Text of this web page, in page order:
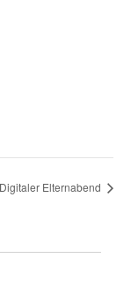
Digitaler Elternabend